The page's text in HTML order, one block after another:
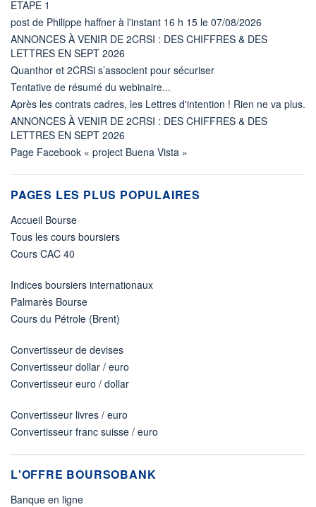
ETAPE 1
post de Philippe haffner à l'instant 16 h 15 le 07/08/2026
ANNONCES À VENIR DE 2CRSI : DES CHIFFRES & DES
LETTRES EN SEPT 2026
Quanthor et 2CRSi s’associent pour sécuriser
Tentative de résumé du webinaire...
Après les contrats cadres, les Lettres d'intention ! Rien ne va plus.
ANNONCES À VENIR DE 2CRSI : DES CHIFFRES & DES
LETTRES EN SEPT 2026
Page Facebook « project Buena Vista »
PAGES LES PLUS POPULAIRES
Accueil Bourse
Tous les cours boursiers
Cours CAC 40
Indices boursiers internationaux
Palmarès Bourse
Cours du Pétrole (Brent)
Convertisseur de devises
Convertisseur dollar / euro
Convertisseur euro / dollar
Convertisseur livres / euro
Convertisseur franc suisse / euro
L'OFFRE BOURSOBANK
Banque en ligne